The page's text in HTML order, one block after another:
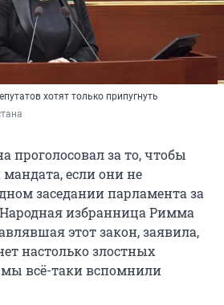
хотят только припугнуть
проголосовал за то, чтобы
если они не
заседании парламента за
избранница Римма
этот закон, заявила,
настолько злостных
всё-таки вспомнили